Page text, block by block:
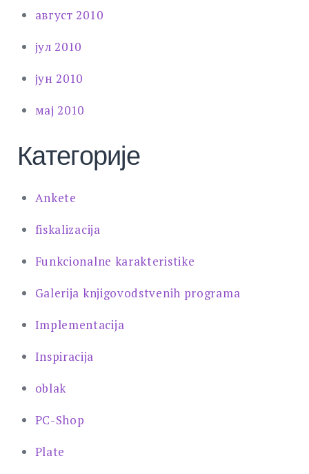
август 2010
јул 2010
јун 2010
мај 2010
Категорије
Ankete
fiskalizacija
Funkcionalne karakteristike
Galerija knjigovodstvenih programa
Implementacija
Inspiracija
oblak
PC-Shop
Plate